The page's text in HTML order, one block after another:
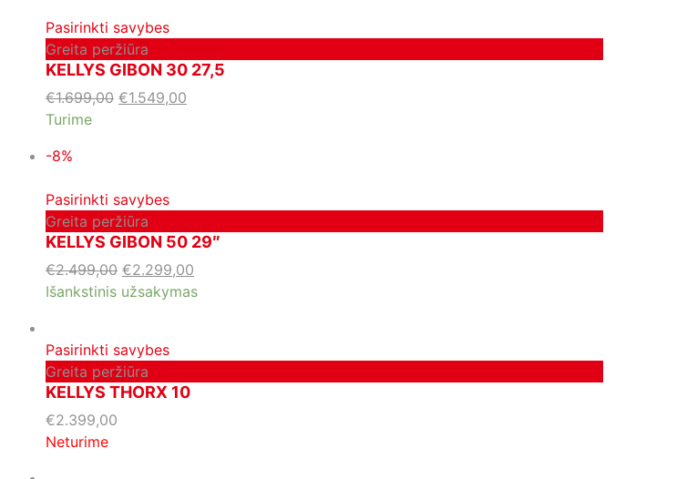
Pasirinkti savybes
Greita peržiūra
KELLYS GIBON 30 27,5
€1.699,00 €1.549,00
Turime
-8%
Pasirinkti savybes
Greita peržiūra
KELLYS GIBON 50 29″
€2.499,00 €2.299,00
Išankstinis užsakymas
Pasirinkti savybes
Greita peržiūra
KELLYS THORX 10
€2.399,00
Neturime